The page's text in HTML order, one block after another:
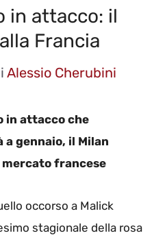
in attacco: il
Francia
Alessio Cherubini
in attacco che
gennaio, il Milan
francese
occorso a Malick
stagionale della rosa